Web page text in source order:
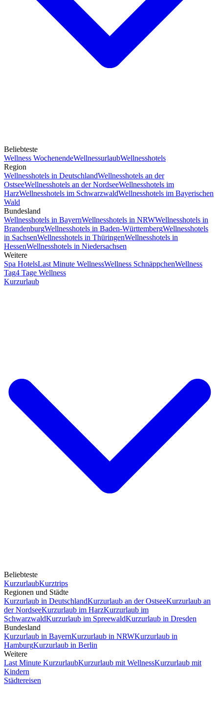
Beliebteste
Wellness WochenendeWellnessurlaubWellnesshotels
Region
Wellnesshotels in DeutschlandWellnesshotels an der
OstseeWellnesshotels an der NordseeWellnesshotels im
HarzWellnesshotels im SchwarzwaldWellnesshotels im Bayerischen
Wald
Bundesland
Wellnesshotels in BayernWellnesshotels in NRWWellnesshotels in
BrandenburgWellnesshotels in Baden-WürttembergWellnesshotels
in SachsenWellnesshotels in ThüringenWellnesshotels in
HessenWellnesshotels in Niedersachsen
Weitere
Spa HotelsLast Minute WellnessWellness SchnäppchenWellness
Tag4 Tage Wellness
Kurzurlaub
Beliebteste
KurzurlaubKurztrips
Regionen und Städte
Kurzurlaub in DeutschlandKurzurlaub an der OstseeKurzurlaub an
der NordseeKurzurlaub im HarzKurzurlaub im
SchwarzwaldKurzurlaub im SpreewaldKurzurlaub in Dresden
Bundesland
Kurzurlaub in BayernKurzurlaub in NRWKurzurlaub in
HamburgKurzurlaub in Berlin
Weitere
Last Minute KurzurlaubKurzurlaub mit WellnessKurzurlaub mit
Kindern
Städtereisen